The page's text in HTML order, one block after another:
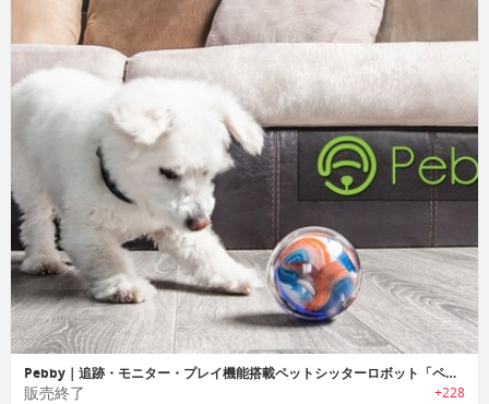
Pebby｜追跡・モニター・プレイ機能搭載ペットシッターロボット「ペビィー」
販売終了 +228